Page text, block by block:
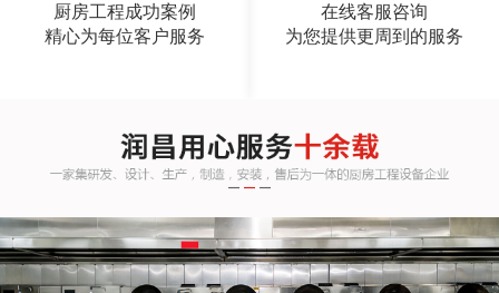
厨房工程成功案例
精心为每位客户服务
在线客服咨询
为您提供更周到的服务